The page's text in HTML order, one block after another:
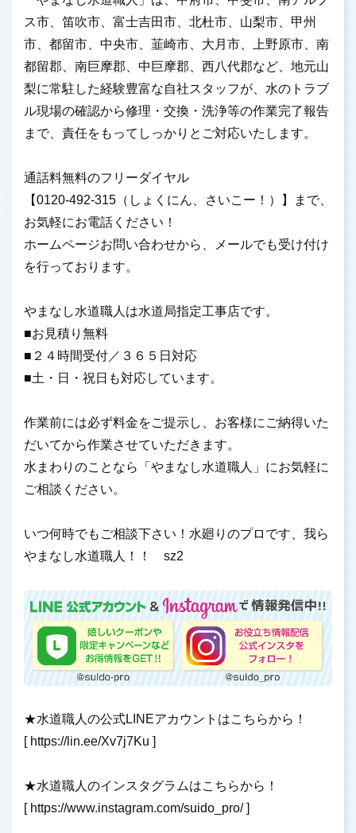
ス市、笛吹市、富士吉田市、北杜市、山梨市、甲州
市、都留市、中央市、韮崎市、大月市、上野原市、南
都留郡、南巨摩郡、中巨摩郡、西八代郡など、地元山
梨に常駐した経験豊富な自社スタッフが、水のトラブ
ル現場の確認から修理・交換・洗浄等の作業完了報告
まで、責任をもってしっかりとご対応いたします。
通話料無料のフリーダイヤル
【0120-492-315（しょくにん、さいこー！）】まで、
お気軽にお電話ください！
ホームページお問い合わせから、メールでも受け付け
を行っております。
やまなし水道職人は水道局指定工事店です。
■お見積り無料
■２４時間受付／３６５日対応
■土・日・祝日も対応しています。
作業前には必ず料金をご提示し、お客様にご納得いた
だいてから作業させていただきます。
水まわりのことなら「やまなし水道職人」にお気軽に
ご相談ください。
いつ何時でもご相談下さい！水廻りのプロです、我ら
やまなし水道職人！！ sz2
★水道職人の公式LINEアカウントはこちらから！
[ https://lin.ee/Xv7j7Ku ]
★水道職人のインスタグラムはこちらから！
[ https://www.instagram.com/suido_pro/]